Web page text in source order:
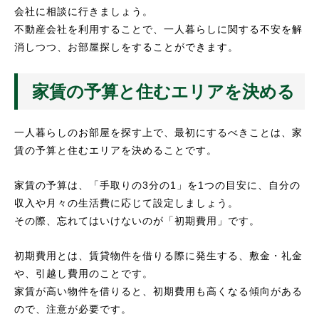
会社に相談に行きましょう。
不動産会社を利用することで、一人暮らしに関する不安を解
消しつつ、お部屋探しをすることができます。
家賃の予算と住むエリアを決める
一人暮らしのお部屋を探す上で、最初にするべきことは、家
賃の予算と住むエリアを決めることです。
家賃の予算は、「手取りの3分の1」を1つの目安に、自分の
収入や月々の生活費に応じて設定しましょう。
その際、忘れてはいけないのが「初期費用」です。
初期費用とは、賃貸物件を借りる際に発生する、敷金・礼金
や、引越し費用のことです。
家賃が高い物件を借りると、初期費用も高くなる傾向がある
ので、注意が必要です。